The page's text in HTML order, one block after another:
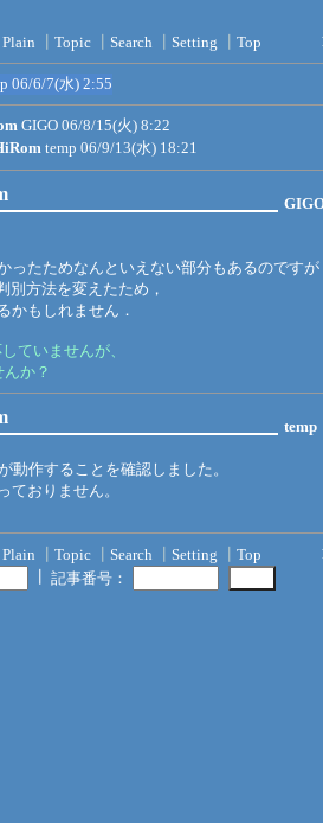
Plain Topic Search Setting Top
06/6/7(水) 2:55
GIGO 06/8/15(火) 8:22
temp 06/9/13(水) 18:21
ったためなんといえない部分もあるのですが
別方法を変えたため，
かもしれません．
ていませんが、
か？
temp
動作することを確認しました。
ておりません。
Plain Topic Search Setting Top
記事番号：